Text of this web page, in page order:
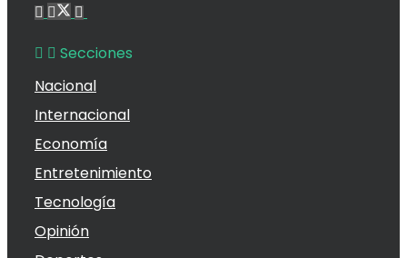
Secciones
Nacional
Internacional
Economía
Entretenimiento
Tecnología
Opinión